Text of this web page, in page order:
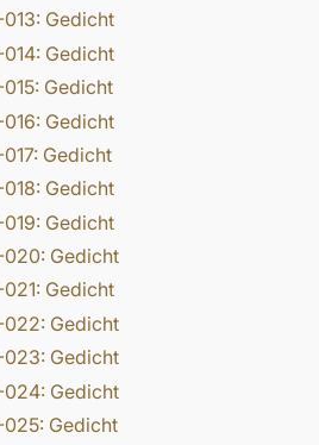
013: Gedicht
014: Gedicht
015: Gedicht
016: Gedicht
017: Gedicht
018: Gedicht
019: Gedicht
020: Gedicht
021: Gedicht
022: Gedicht
023: Gedicht
024: Gedicht
025: Gedicht